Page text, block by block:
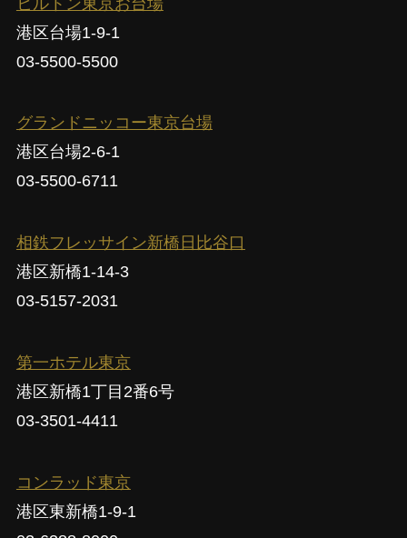
港区台場1-9-1
03-5500-5500
グランドニッコー東京台場
港区台場2-6-1
03-5500-6711
相鉄フレッサイン新橋日比谷口
港区新橋1-14-3
03-5157-2031
第一ホテル東京
港区新橋1丁目2番6号
03-3501-4411
コンラッド東京
港区東新橋1-9-1